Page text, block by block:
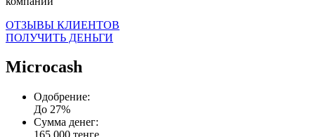
ОТЗЫВЫ КЛИЕНТОВ
ПОЛУЧИТЬ ДЕНЬГИ
Microcash
Одобрение:
До 27%
Сумма денег: